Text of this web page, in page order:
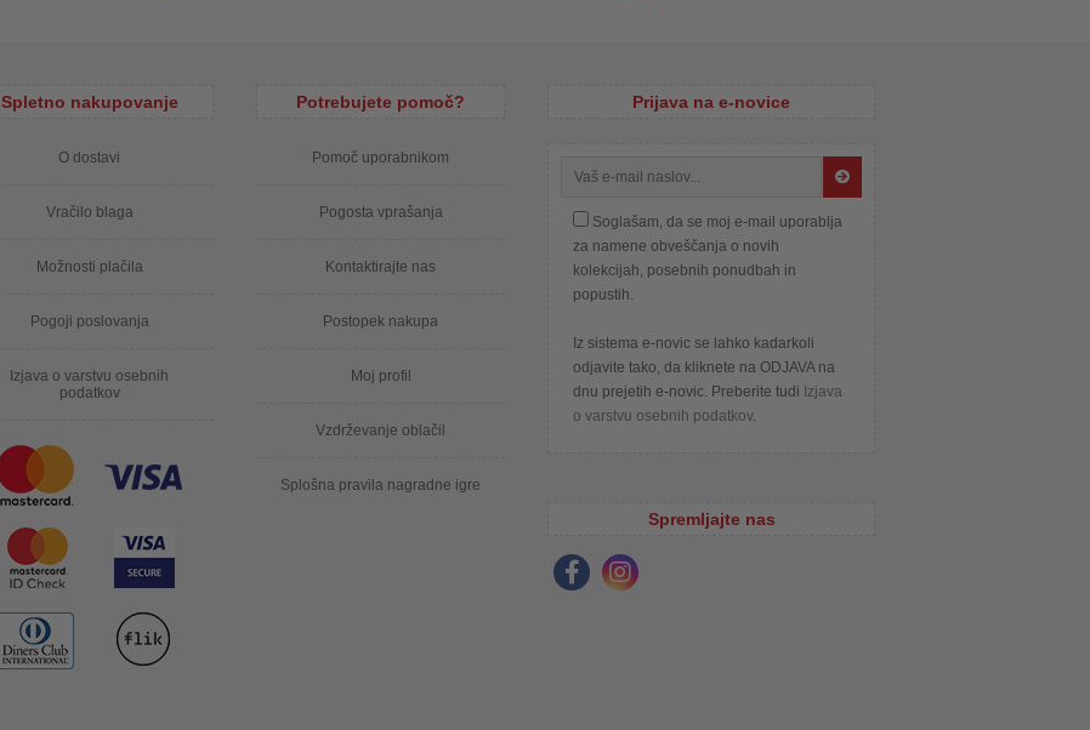
Spletno nakupovanje
O dostavi
Vračilo blaga
Možnosti plačila
Pogoji poslovanja
Izjava o varstvu osebnih
podatkov
Potrebujete pomoč?
Pomoč uporabnikom
Pogosta vprašanja
Kontaktirajte nas
Postopek nakupa
Moj profil
Vzdrževanje oblačil
Splošna pravila nagradne igre
Prijava na e-novice
Soglašam, da se moj e-mail uporablja
za namene obveščanja o novih
kolekcijah, posebnih ponudbah in
popustih.
Iz sistema e-novic se lahko kadarkoli
odjavite tako, da kliknete na ODJAVA na
dnu prejetih e-novic. Preberite tudi Izjava
o varstvu osebnih podatkov.
Spremljajte nas